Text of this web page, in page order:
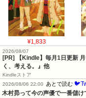
¥1,833
2026/08/07
[PR]
【Kindle】毎月1日更新
く、考える。』他
Kindleストア
2026/08/06 22:00
あとで読む
木村昴って今の声優で一番儲け